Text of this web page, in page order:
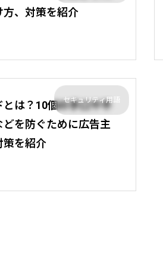
方、対策を紹介
セキュリティ用語
とは？10個の手口や不
どを防ぐために広告主
策を紹介